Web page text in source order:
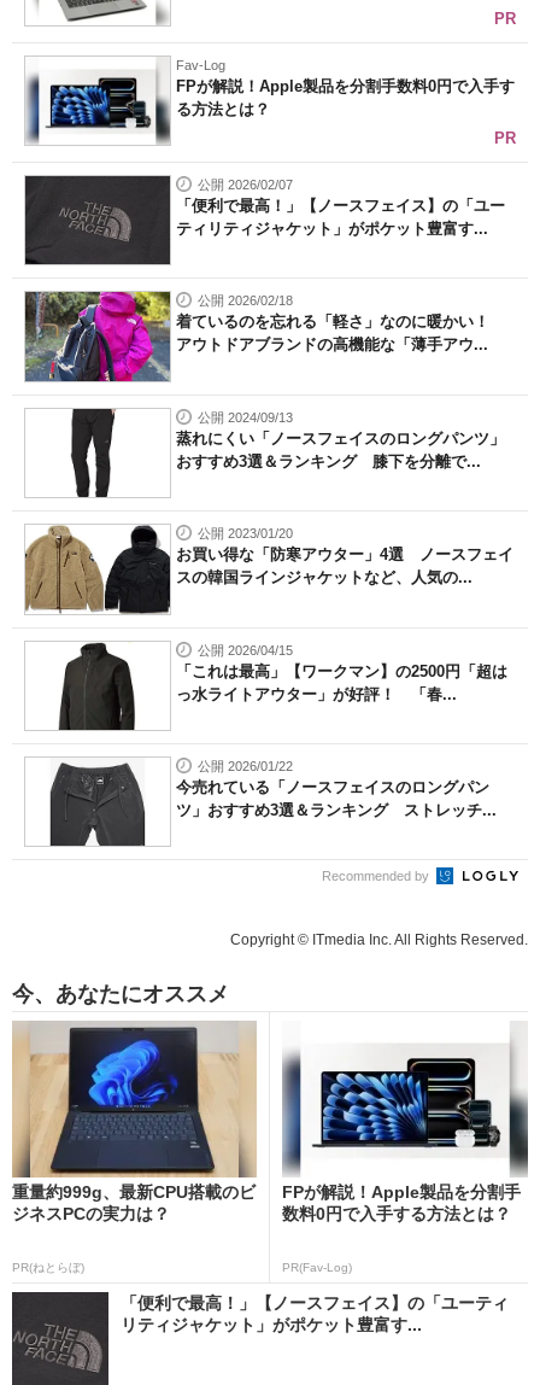
PR
Fav-Log
FPが解説！Apple製品を分割手数料0円で入手す
る方法とは？
PR
公開 2026/02/07
「便利で最高！」【ノースフェイス】の「ユー
ティリティジャケット」がポケット豊富す...
公開 2026/02/18
着ているのを忘れる「軽さ」なのに暖かい！
アウトドアブランドの高機能な「薄手アウ...
公開 2024/09/13
蒸れにくい「ノースフェイスのロングパンツ」
おすすめ3選＆ランキング 膝下を分離で...
公開 2023/01/20
お買い得な「防寒アウター」4選 ノースフェイ
スの韓国ラインジャケットなど、人気の...
公開 2026/04/15
「これは最高」【ワークマン】の2500円「超は
っ水ライトアウター」が好評！ 「春...
公開 2026/01/22
今売れている「ノースフェイスのロングパン
ツ」おすすめ3選＆ランキング ストレッチ...
Recommended by
Copyright © ITmedia Inc. All Rights Reserved.
今、あなたにオススメ
重量約999g、最新CPU搭載のビ
ジネスPCの実力は？
PR(ねとらぼ)
FPが解説！Apple製品を分割手
数料0円で入手する方法とは？
PR(Fav-Log)
「便利で最高！」【ノースフェイス】の「ユーティ
リティジャケット」がポケット豊富す...